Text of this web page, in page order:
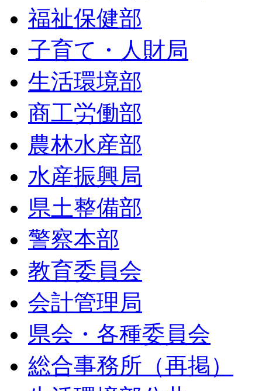
福祉保健部
子育て・人財局
生活環境部
商工労働部
農林水産部
水産振興局
県土整備部
警察本部
教育委員会
会計管理局
県会・各種委員会
総合事務所（再掲）